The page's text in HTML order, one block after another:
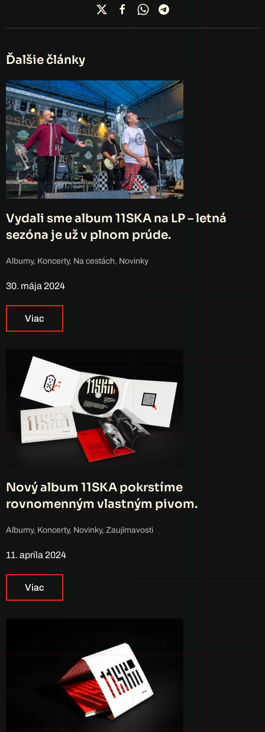
Ďalšie články
Vydali sme album 11SKA na LP – letná
sezóna je už v plnom prúde.
Albumy, Koncerty, Na cestách, Novinky
30. mája 2024
Viac
Nový album 11SKA pokrstíme
rovnomenným vlastným pivom.
Albumy, Koncerty, Novinky, Zaujímavosti
11. apríla 2024
Viac